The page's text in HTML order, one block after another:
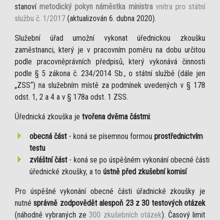
stanovímetodický pokyn náměstka ministravnitra pro státní
službu č. 1/2017 (aktualizován 6. dubna 2020).
Služební úřad umožní vykonat úřednickou zkoušku
zaměstnanci, který je v pracovním poměru na dobu určitou
podle pracovněprávních předpisů, který vykonává činnosti
podle § 5 zákona č. 234/2014 Sb., o státní službě (dále jen
„ZSS“) na služebním místě za podmínek uvedených v § 178
odst. 1, 2 a 4 a v § 178a odst. 1 ZSS.
Úřednická zkouška je tvořena dvěma částmi:
obecná část - koná se písemnou formou prostřednictvím
testu
zvláštní část - koná se po úspěšném vykonání obecné části
úřednické zkoušky, a to ústně před zkušební komisí
Pro úspěšné vykonání obecné části úřadnické zkoušky je
nutnésprávně zodpovědět alespoň 23 z 30 testových otázek
(náhodně vybraných ze 300 zkušebních otázek). Časový limit